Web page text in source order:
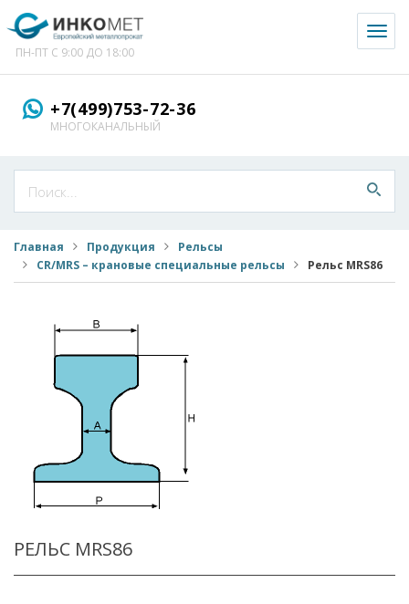
ПН-ПТ С 9:00 ДО 18:00
+7(499)753-72-36
МНОГОКАНАЛЬНЫЙ
Главная Продукция
Рельсы
CR/MRS – крановые специальные рельсы
Рельс MRS86
РЕЛЬС MRS86